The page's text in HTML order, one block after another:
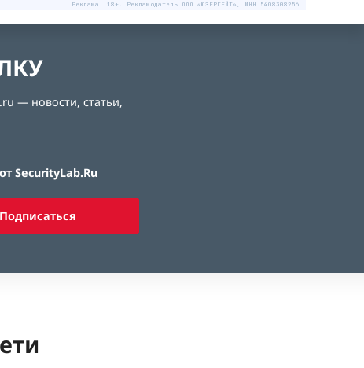
Реклама. 18+. Рекламодатель ООО «ЮЗЕРГЕЙТ», ИНН 5408308256
— новости, статьи,
SecurityLab.Ru
Подписаться